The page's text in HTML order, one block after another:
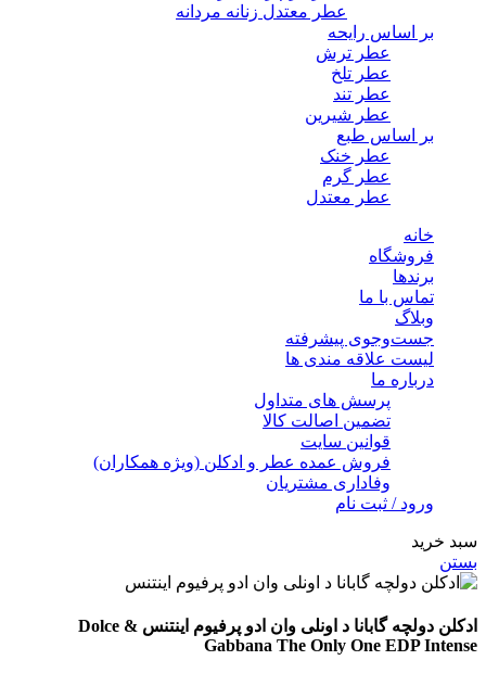
عطر معتدل زنانه مردانه
بر اساس رایحه
عطر ترش
عطر تلخ
عطر تند
عطر شیرین
بر اساس طبع
عطر خنک
عطر گرم
عطر معتدل
خانه
فروشگاه
برندها
تماس با ما
وبلاگ
جست‌وجوی پیشرفته
لیست علاقه مندی ها
درباره ما
پرسش های متداول
تضمین اصالت کالا
قوانین سایت
فروش عمده عطر و ادکلن (ویژه همکاران)
وفاداری مشتریان
ورود / ثبت نام
سبد خرید
بستن
ادکلن دولچه گابانا د اونلی وان ادو پرفیوم اینتنس Dolce &
Gabbana The Only One EDP Intense